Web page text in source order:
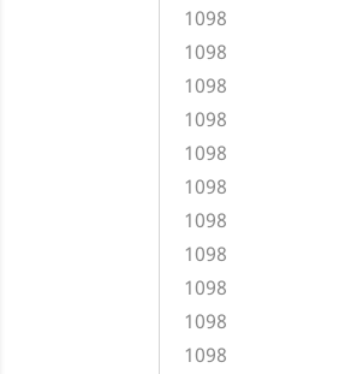
1098
1098
1098
1098
1098
1098
1098
1098
1098
1098
1098